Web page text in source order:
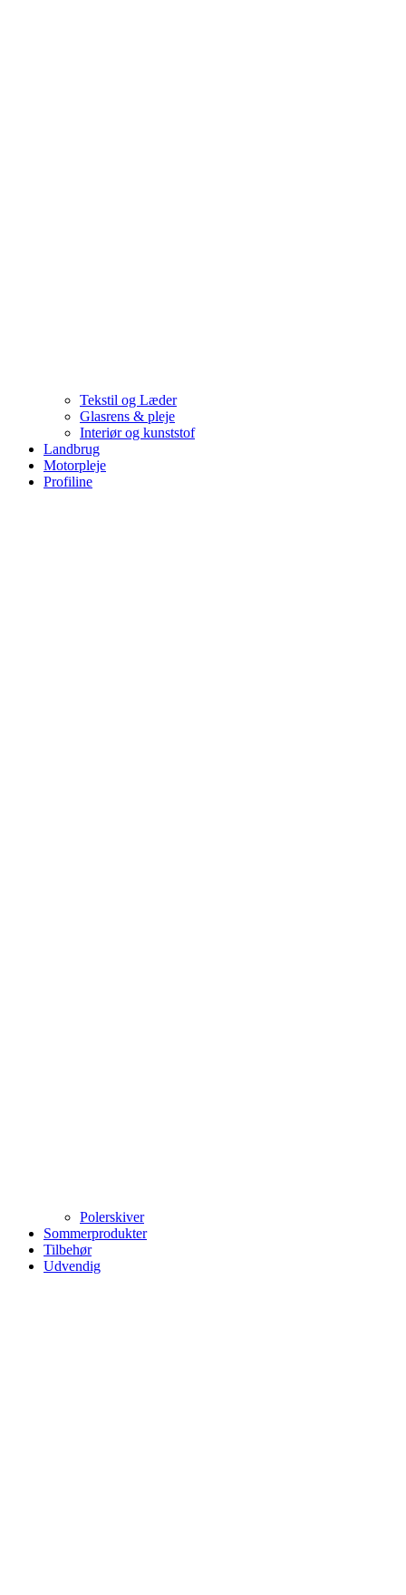
Tekstil og Læder
Glasrens & pleje
Interiør og kunststof
Landbrug
Motorpleje
Profiline
Polerskiver
Sommerprodukter
Tilbehør
Udvendig